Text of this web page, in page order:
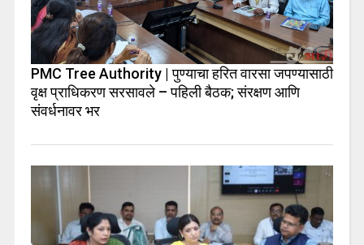
PMC Tree Authority | पुण्याचा हरित वारसा जपण्यासाठी
वृक्ष प्राधिकरण सरसावले – पहिली बैठक; संरक्षण आणि
संवर्धनावर भर